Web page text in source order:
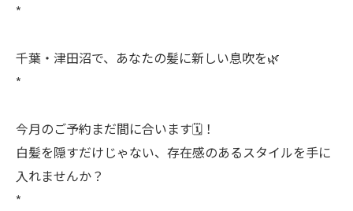
*
千葉・津田沼で、あなたの髪に新しい息吹を🌿
*
今月のご予約まだ間に合います🗓️！
白髪を隠すだけじゃない、存在感のあるスタイルを手に
入れませんか？
*